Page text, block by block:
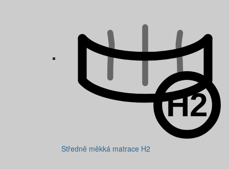
Středně měkká matrace H2